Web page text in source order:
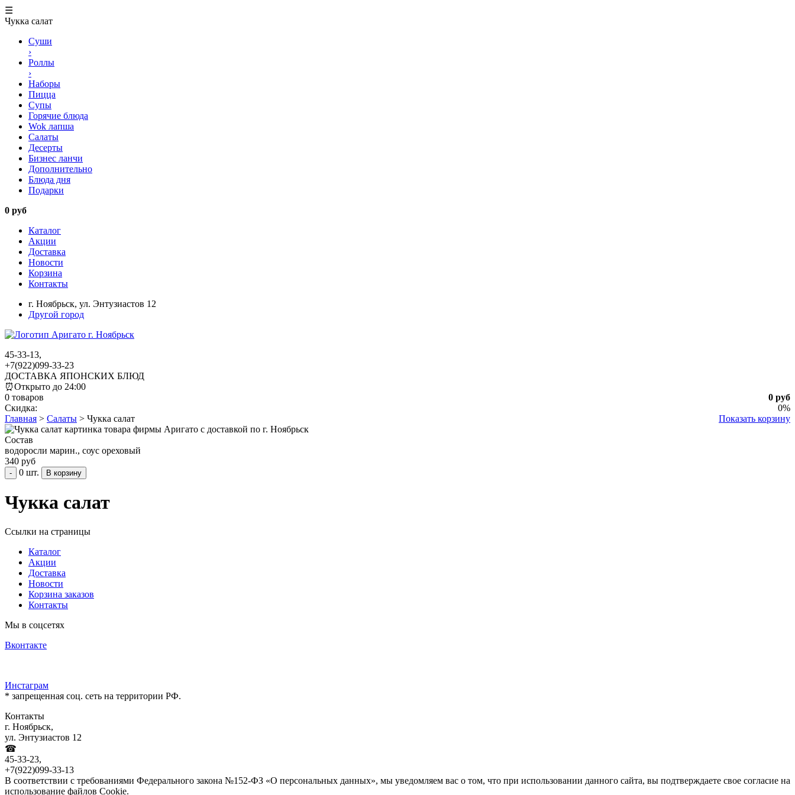
☰
Чукка салат
Суши
›
Роллы
›
Наборы
Пицца
Супы
Горячие блюда
Wok лапша
Салаты
Десерты
Бизнес ланчи
Дополнительно
Блюда дня
Подарки
0 руб
Каталог
Акции
Доставка
Новости
Корзина
Контакты
г. Ноябрьск, ул. Энтузиастов 12
Другой город
45-33-13,
+7(922)099-33-23
ДОСТАВКА ЯПОНСКИХ БЛЮД
⏰Открыто до 24:00
0 руб
0 товаров
Скидка:
0%
Показать корзину
Главная > Салаты > Чукка салат
Состав
водоросли марин., соус ореховый
340 руб
- 0 шт.
Чукка салат
Ссылки на страницы
Каталог
Акции
Доставка
Новости
Корзина заказов
Контакты
Мы в соцсетях
Вконтакте
Инстаграм
* запрещенная соц. сеть на территории РФ.
Контакты
г. Ноябрьск,
ул. Энтузиастов 12
☎
45-33-23,
+7(922)099-33-13
В соответствии с требованиями Федерального закона №152-ФЗ «О персональных данных», мы уведомляем вас о том, что при использовании данного сайта, вы подтверждаете свое согласие на
использование файлов Cookie.